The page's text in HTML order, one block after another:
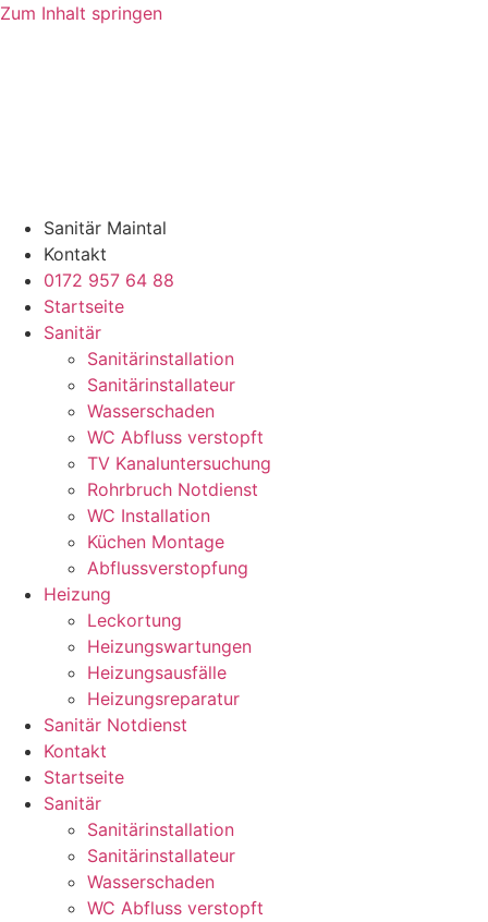
Zum Inhalt springen
Sanitär Maintal
Kontakt
0172 957 64 88
Startseite
Sanitär
Sanitärinstallation
Sanitärinstallateur
Wasserschaden
WC Abfluss verstopft
TV Kanaluntersuchung
Rohrbruch Notdienst
WC Installation
Küchen Montage
Abflussverstopfung
Heizung
Leckortung
Heizungswartungen
Heizungsausfälle
Heizungsreparatur
Sanitär Notdienst
Kontakt
Startseite
Sanitär
Sanitärinstallation
Sanitärinstallateur
Wasserschaden
WC Abfluss verstopft